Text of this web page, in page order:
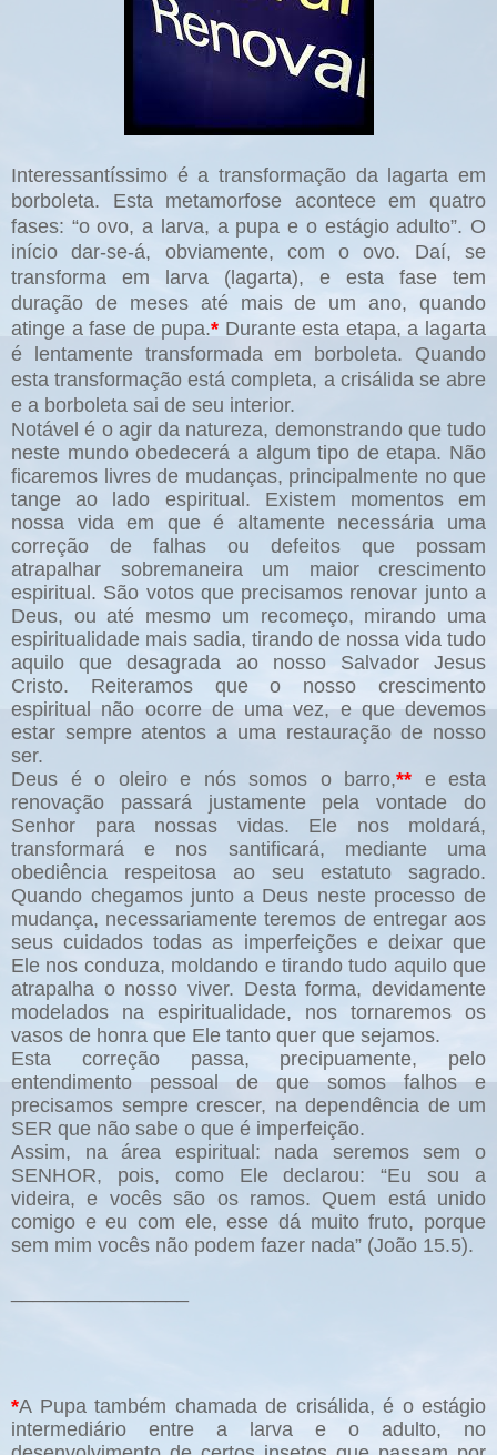
Interessantíssimo é a transformação da lagarta em
borboleta. Esta metamorfose acontece em quatro
fases: “o ovo, a larva, a pupa e o estágio adulto”. O
início dar-se-á, obviamente, com o ovo. Daí, se
transforma em larva (lagarta), e esta fase tem
duração de meses até mais de um ano, quando
atinge a fase de pupa.* Durante esta etapa, a lagarta
é lentamente transformada em borboleta. Quando
esta transformação está completa, a crisálida se abre
e a borboleta sai de seu interior.
Notável é o agir da natureza, demonstrando que tudo
neste mundo obedecerá a algum tipo de etapa. Não
ficaremos livres de mudanças, principalmente no que
tange ao lado espiritual. Existem momentos em
nossa vida em que é altamente necessária uma
correção de falhas ou defeitos que possam
atrapalhar sobremaneira um maior crescimento
espiritual. São votos que precisamos renovar junto a
Deus, ou até mesmo um recomeço, mirando uma
espiritualidade mais sadia, tirando de nossa vida tudo
aquilo que desagrada ao nosso Salvador Jesus
Cristo. Reiteramos que o nosso crescimento
espiritual não ocorre de uma vez, e que devemos
estar sempre atentos a uma restauração de nosso
ser.
Deus é o oleiro e nós somos o barro,** e esta
renovação passará justamente pela vontade do
Senhor para nossas vidas. Ele nos moldará,
transformará e nos santificará, mediante uma
obediência respeitosa ao seu estatuto sagrado.
Quando chegamos junto a Deus neste processo de
mudança, necessariamente teremos de entregar aos
seus cuidados todas as imperfeições e deixar que
Ele nos conduza, moldando e tirando tudo aquilo que
atrapalha o nosso viver. Desta forma, devidamente
modelados na espiritualidade, nos tornaremos os
vasos de honra que Ele tanto quer que sejamos.
Esta correção passa, precipuamente, pelo
entendimento pessoal de que somos falhos e
precisamos sempre crescer, na dependência de um
SER que não sabe o que é imperfeição.
Assim, na área espiritual: nada seremos sem o
SENHOR, pois, como Ele declarou: “Eu sou a
videira, e vocês são os ramos. Quem está unido
comigo e eu com ele, esse dá muito fruto, porque
sem mim vocês não podem fazer nada” (João 15.5).
*A Pupa também chamada de crisálida, é o estágio
intermediário entre a larva e o adulto, no